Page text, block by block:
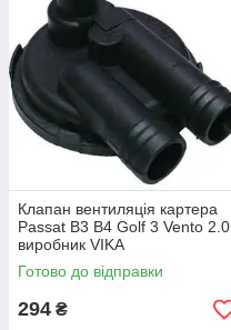
Клапан вентиляція картера
Passat B3 B4 Golf 3 Vento 2.0
виробник VIKA
Готово до відправки
294 ₴